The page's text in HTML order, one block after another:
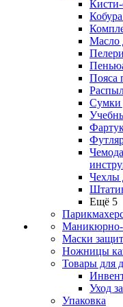
Масло
Пояса
Сумки
Чехлы
Ещё 5
Маски
Ножницы
Товары для
Уход
Упаковка